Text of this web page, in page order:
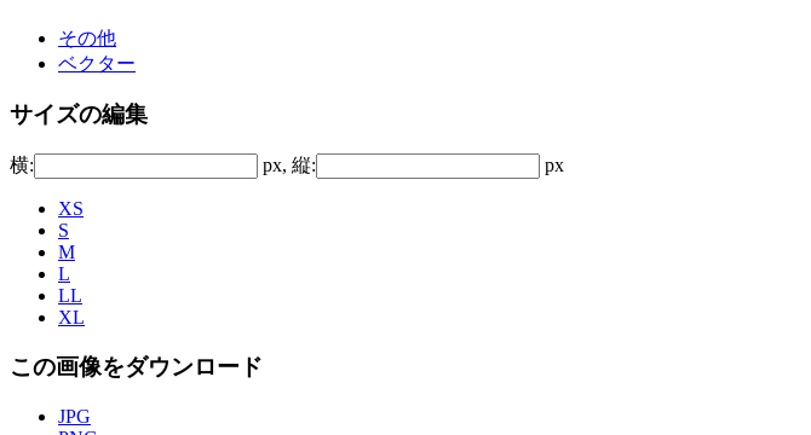
その他
ベクター
サイズの編集
横: px, 縦: px
XS
S
M
L
LL
XL
この画像をダウンロード
JPG